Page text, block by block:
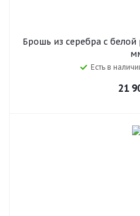
Брошь из серебра с
Есть в
21